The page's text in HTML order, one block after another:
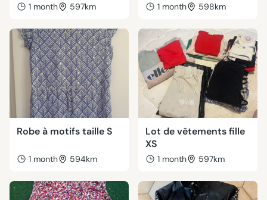
1 month 597km 1 month 598km
Robe à motifs taille S
1 month 594km
Lot de vêtements fille
XS
1 month 597km